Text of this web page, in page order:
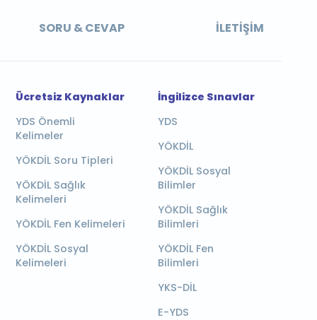
SORU & CEVAP İLETIŞIM
Ücretsiz Kaynaklar
YDS Önemli
Kelimeler
YÖKDİL Soru Tipleri
YÖKDİL Sağlık
Kelimeleri
YÖKDİL Fen Kelimeleri
YÖKDİL Sosyal
Kelimeleri
İngilizce Sınavlar
YDS
YÖKDİL
YÖKDİL Sosyal
Bilimler
YÖKDİL Sağlık
Bilimleri
YÖKDİL Fen
Bilimleri
YKS-DİL
E-YDS